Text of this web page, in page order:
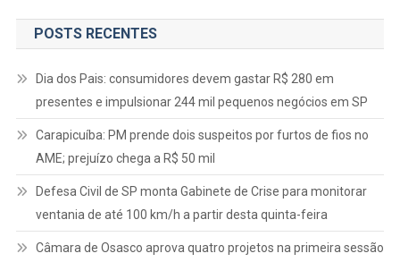
POSTS RECENTES
Dia dos Pais: consumidores devem gastar R$ 280 em
presentes e impulsionar 244 mil pequenos negócios em SP
Carapicuíba: PM prende dois suspeitos por furtos de fios no
AME; prejuízo chega a R$ 50 mil
Defesa Civil de SP monta Gabinete de Crise para monitorar
ventania de até 100 km/h a partir desta quinta-feira
Câmara de Osasco aprova quatro projetos na primeira sessão